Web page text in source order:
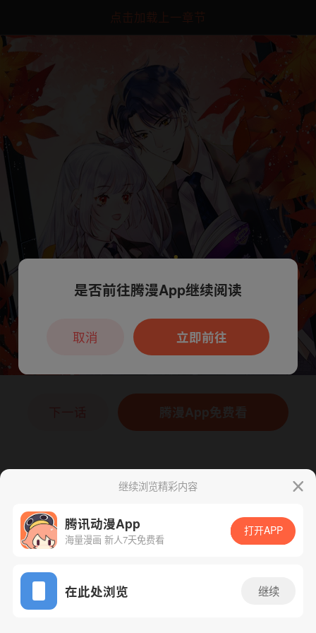
点击加载上一章节
App免费看
腾漫App免费看
继续浏览精彩内容
腾讯动漫App
海量漫画 新人7天免费看
打开APP
在此处浏览 继续
本章节仅支持App阅读，可打开App新用
户7天免费看
是否前往腾漫App继续阅读
立即前往
取消